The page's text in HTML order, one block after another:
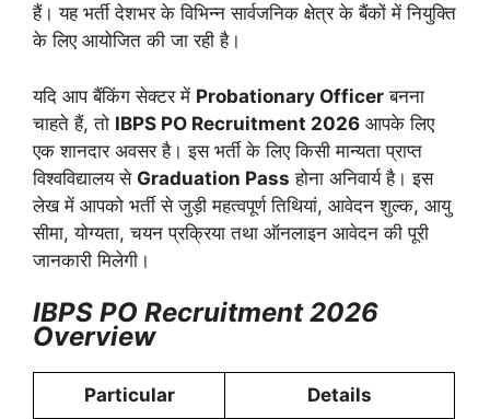
हैं। यह भर्ती देशभर के विभिन्न सार्वजनिक क्षेत्र के बैंकों में नियुक्ति
के लिए आयोजित की जा रही है।
यदि आप बैंकिंग सेक्टर में Probationary Officer बनना
चाहते हैं, तो IBPS PO Recruitment 2026 आपके लिए
एक शानदार अवसर है। इस भर्ती के लिए किसी मान्यता प्राप्त
विश्वविद्यालय से Graduation Pass होना अनिवार्य है। इस
लेख में आपको भर्ती से जुड़ी महत्वपूर्ण तिथियां, आवेदन शुल्क, आयु
सीमा, योग्यता, चयन प्रक्रिया तथा ऑनलाइन आवेदन की पूरी
जानकारी मिलेगी।
IBPS PO Recruitment 2026
Overview
Particular Details